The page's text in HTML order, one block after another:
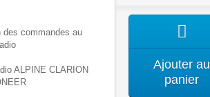
des commandes au
ALPINE CLARION
Ajouter au
panier